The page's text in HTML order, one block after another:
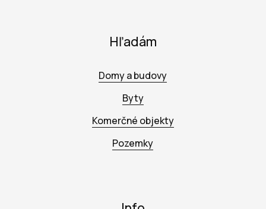
Hľadám
Domy a budovy
Byty
Komerčné objekty
Pozemky